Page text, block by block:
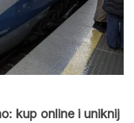
kup online i uniknij